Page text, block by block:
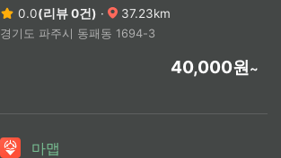
0.0(리뷰 0건) · 37.23km
경기도 파주시 동패동 1694-3
40,000원~
마맵